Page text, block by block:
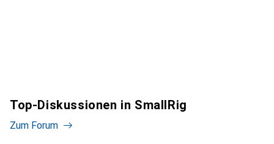
Top-Diskussionen in SmallRig
Zum Forum